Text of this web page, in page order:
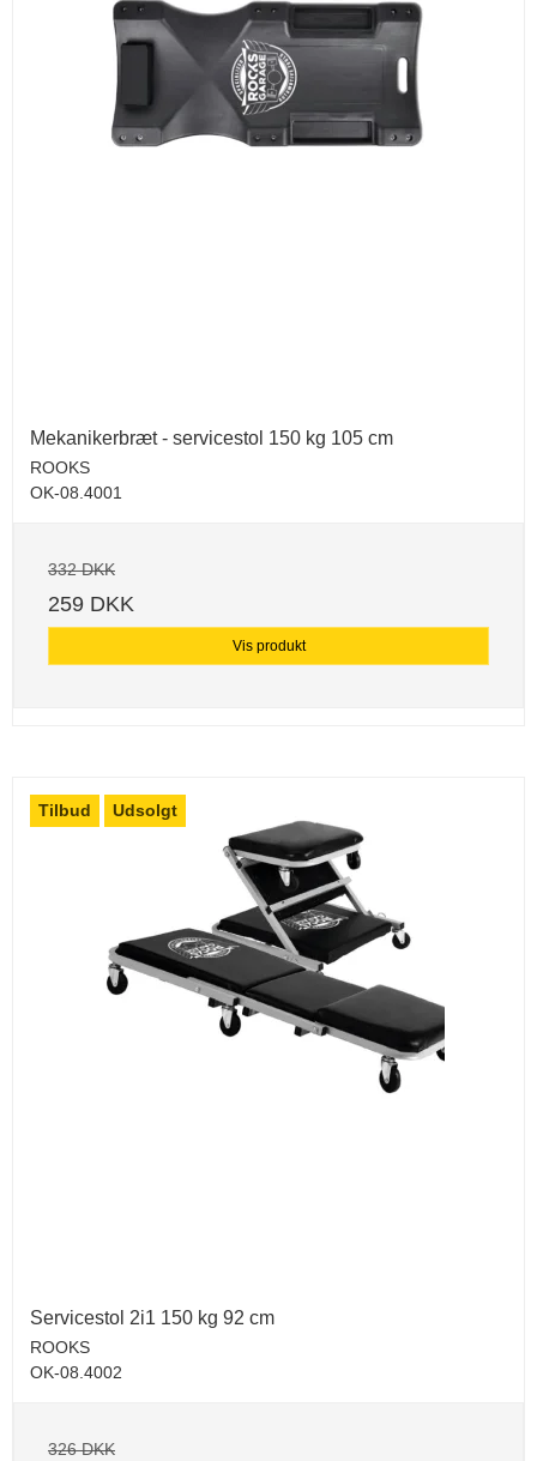
Mekanikerbræt - servicestol 150 kg 105 cm
ROOKS
OK-08.4001
332 DKK
259 DKK
Vis produkt
Tilbud Udsolgt
Servicestol 2i1 150 kg 92 cm
ROOKS
OK-08.4002
326 DKK